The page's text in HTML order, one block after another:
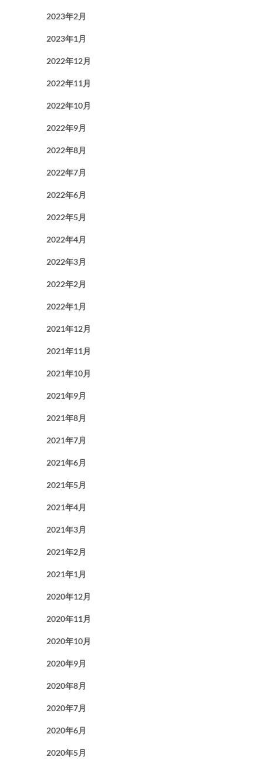
2023年2月
2023年1月
2022年12月
2022年11月
2022年10月
2022年9月
2022年8月
2022年7月
2022年6月
2022年5月
2022年4月
2022年3月
2022年2月
2022年1月
2021年12月
2021年11月
2021年10月
2021年9月
2021年8月
2021年7月
2021年6月
2021年5月
2021年4月
2021年3月
2021年2月
2021年1月
2020年12月
2020年11月
2020年10月
2020年9月
2020年8月
2020年7月
2020年6月
2020年5月